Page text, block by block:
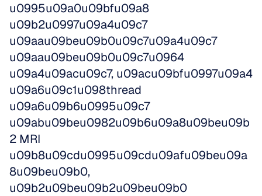
u0995u09a0u09bfu09a8
u09b2u0997u09a4u09c7
u09aau09beu09b0u09c7u09a4u09c7
u09aau09beu09b0u09c7u0964
u09a4u09acu09c7, u09acu09bfu0997u09a4
u09a6u09c1u098thread
u09a6u09b6u0995u09c7
u09abu09beu0982u09b6u09a8u09beu09b
2 MRI
u09b8u09cdu0995u09cdu09afu09beu09a
8u09beu09b0,
u09b2u09beu09b2u09beu09b0